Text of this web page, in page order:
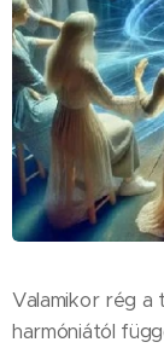
Valamikor rég a
harmóniától